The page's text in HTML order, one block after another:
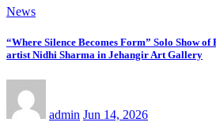
News
“Where Silence Becomes Form” Solo Show
artist Nidhi Sharma in Jehangir Art Gallery
admin Jun 14, 2026